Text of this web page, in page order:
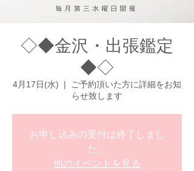
◇◆金沢・出張鑑定
◆◇
4月17日(水)
  |
ご予約頂いた方に詳細をお知
らせ致します
お申し込みの受付は終了しまし
た。
他のイベントを見る